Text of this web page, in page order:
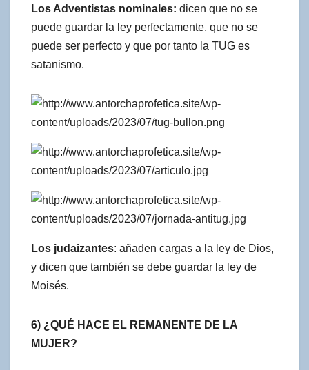
Los Adventistas nominales: dicen que no se
puede guardar la ley perfectamente, que no se
puede ser perfecto y que por tanto la TUG es
satanismo.
Los judaizantes: añaden cargas a la ley de Dios,
y dicen que también se debe guardar la ley de
Moisés.
6) ¿QUÉ HACE EL REMANENTE DE LA
MUJER?